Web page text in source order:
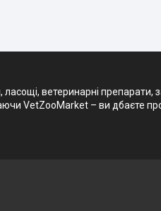
ветеринарні препарати,
VetZooMarket – ви дбаєте